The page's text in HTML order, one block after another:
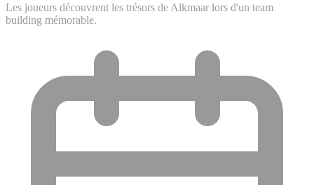
Les joueurs découvrent les trésors de Alkmaar lors d'un team
building mémorable.